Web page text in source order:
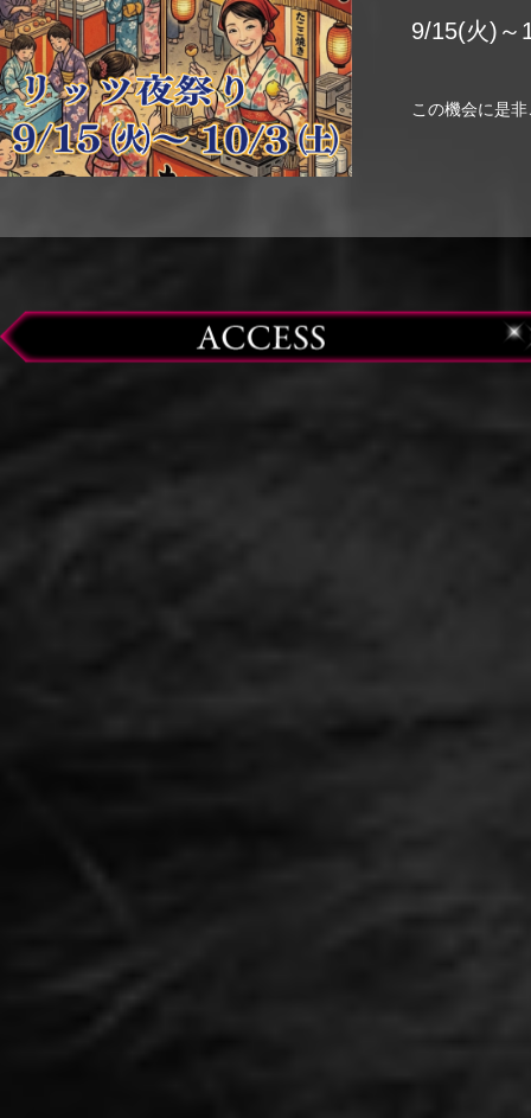
9/15(火)～
この機会に是